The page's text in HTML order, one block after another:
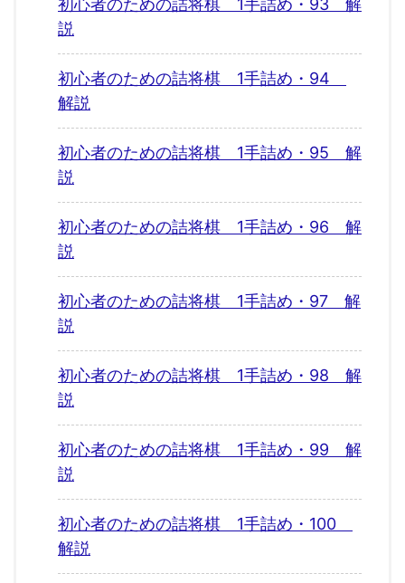
初心者のための詰将棋 1手詰め・93 解
説
初心者のための詰将棋 1手詰め・94
解説
初心者のための詰将棋 1手詰め・95 解
説
初心者のための詰将棋 1手詰め・96 解
説
初心者のための詰将棋 1手詰め・97 解
説
初心者のための詰将棋 1手詰め・98 解
説
初心者のための詰将棋 1手詰め・99 解
説
初心者のための詰将棋 1手詰め・100
解説